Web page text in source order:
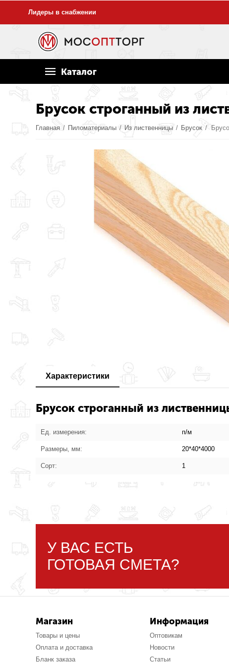
Лидеры в снабжении
Каталог
Брусок строганный из
Главная / Пиломатериалы / Из лиственницы / Брусок /
Характеристики
Брусок строганный из
Ед. измерения: п/м
Размеры, мм: 20*40*4000
Сорт: 1
У ВАС ЕСТЬ
ГОТОВАЯ СМЕТА?
Магазин
Товары и цены
Оплата и доставка
Бланк заказа
Информация
Оптовикам
Новости
Статьи